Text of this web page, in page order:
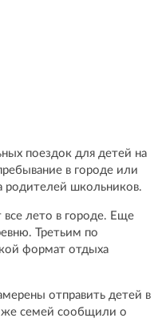
поездок для детей на
в городе или
родителей школьников.
лето в городе. Еще
Третьим по
формат отдыха
отправить детей в
же семей сообщили о